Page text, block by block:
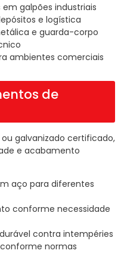
galpões industriais
e logística
e guarda-corpo
ambientes comerciais
de
galvanizado certificado,
e acabamento
aço para diferentes
conforme necessidade
contra intempéries
normas